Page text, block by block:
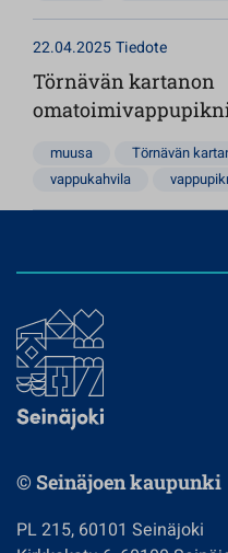
22.04.2025Tiedote
Törnävän kartanon
muusa Törnävän
vappukahvila
© Seinäjoen kaupunki
PL 215, 60101 Seinäjoki